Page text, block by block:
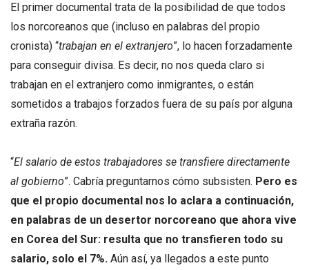
El primer documental trata de la posibilidad de que todos
los norcoreanos que (incluso en palabras del propio
cronista) “trabajan en el extranjero”, lo hacen forzadamente
para conseguir divisa. Es decir, no nos queda claro si
trabajan en el extranjero como inmigrantes, o están
sometidos a trabajos forzados fuera de su país por alguna
extraña razón.
“El salario de estos trabajadores se transfiere directamente
al gobierno”. Cabría preguntarnos cómo subsisten. Pero es
que el propio documental nos lo aclara a continuación,
en palabras de un desertor norcoreano que ahora vive
en Corea del Sur: resulta que no transfieren todo su
salario, solo el 7%. Aún así, ya llegados a este punto